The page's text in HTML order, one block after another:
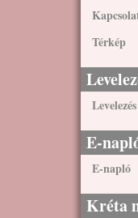
Térkép
Levelezés
E-
E-napló
Kréta